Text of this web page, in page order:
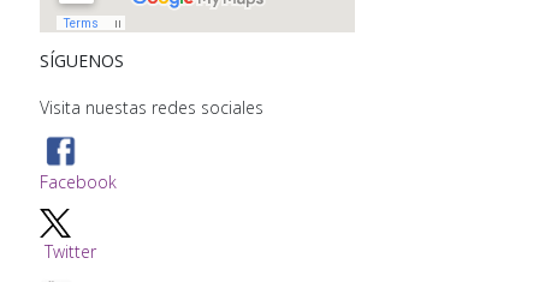
SÍGUENOS
Visita nuestas redes sociales
Facebook
Twitter